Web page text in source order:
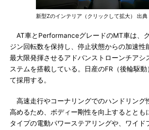
新型Zのインテリア（クリックして拡大） 出
AT車とPerformanceグレードのMT車は、
ジン回転数を保持し、停止状態からの加速性
最大限発揮させるアドバンストローンチアシ
ステムを搭載している。日産のFR（後輪駆
て採用する。
高速走行やコーナリングでのハンドリング
高めるため、ボディー剛性を向上するととも
タイプの電動パワーステアリングや、ワイド